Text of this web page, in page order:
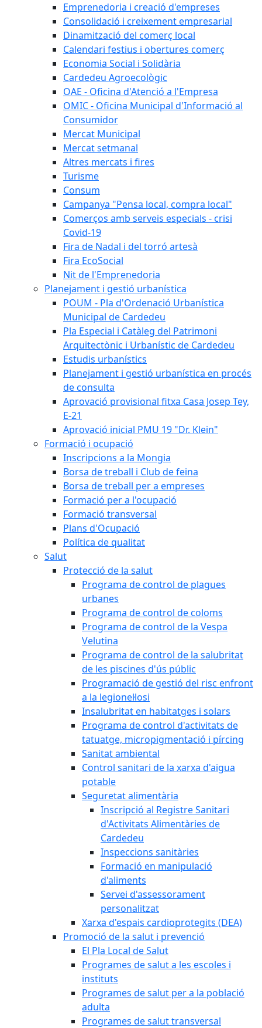
Emprenedoria i creació d'empreses
Consolidació i creixement empresarial
Dinamització del comerç local
Calendari festius i obertures comerç
Economia Social i Solidària
Cardedeu Agroecològic
OAE - Oficina d'Atenció a l'Empresa
OMIC - Oficina Municipal d'Informació al
Consumidor
Mercat Municipal
Mercat setmanal
Altres mercats i fires
Turisme
Consum
Campanya "Pensa local, compra local"
Comerços amb serveis especials - crisi
Covid-19
Fira de Nadal i del torró artesà
Fira EcoSocial
Nit de l'Emprenedoria
Planejament i gestió urbanística
POUM - Pla d'Ordenació Urbanística
Municipal de Cardedeu
Pla Especial i Catàleg del Patrimoni
Arquitectònic i Urbanístic de Cardedeu
Estudis urbanístics
Planejament i gestió urbanística en procés
de consulta
Aprovació provisional fitxa Casa Josep Tey,
E-21
Aprovació inicial PMU 19 "Dr. Klein"
Formació i ocupació
Inscripcions a la Mongia
Borsa de treball i Club de feina
Borsa de treball per a empreses
Formació per a l'ocupació
Formació transversal
Plans d'Ocupació
Política de qualitat
Salut
Protecció de la salut
Programa de control de plagues
urbanes
Programa de control de coloms
Programa de control de la Vespa
Velutina
Programa de control de la salubritat
de les piscines d'ús públic
Programació de gestió del risc enfront
a la legionel·losi
Insalubritat en habitatges i solars
Programa de control d'activitats de
tatuatge, micropigmentació i pírcing
Sanitat ambiental
Control sanitari de la xarxa d'aigua
potable
Seguretat alimentària
Inscripció al Registre Sanitari
d'Activitats Alimentàries de
Cardedeu
Inspeccions sanitàries
Formació en manipulació
d'aliments
Servei d'assessorament
personalitzat
Xarxa d'espais cardioprotegits (DEA)
Promoció de la salut i prevenció
El Pla Local de Salut
Programes de salut a les escoles i
instituts
Programes de salut per a la població
adulta
Programes de salut transversal